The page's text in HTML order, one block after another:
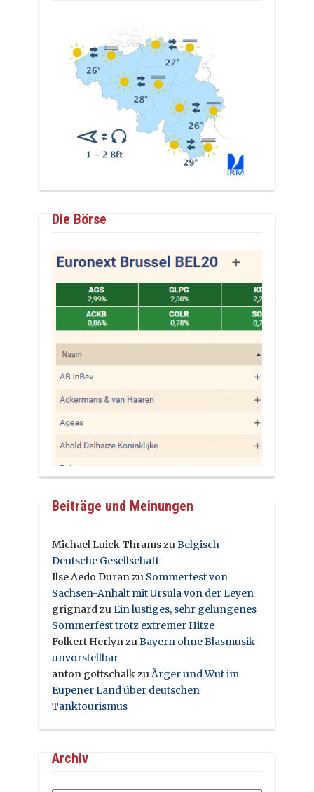
Die Börse
Beiträge und Meinungen
Michael Luick-ThramszuBelgisch-
Deutsche Gesellschaft
Ilse Aedo Duranzu Sommerfest von
Sachsen-Anhalt mit Ursula von der Leyen
grignardzuEin lustiges, sehr gelungenes
Sommerfest trotz extremer Hitze
Folkert HerlynzuBayern ohne Blasmusik
unvorstellbar
anton gottschalkzuÄrger und Wut im
Eupener Land über deutschen
Tanktourismus
Archiv